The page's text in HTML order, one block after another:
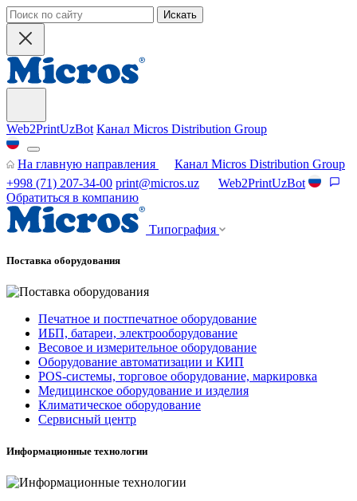
Искать
Web2PrintUzBot Канал Micros Distribution Group
На главную направления
Канал Micros Distribution Group
+998 (71) 207-34-00 print@micros.uz
Web2PrintUzBot
Обратиться в компанию
Типография
Поставка оборудования
Печатное и постпечатное оборудование
ИБП, батареи, электрооборудование
Весовое и измерительное оборудование
Оборудование автоматизации и КИП
POS-системы, торговое оборудование, маркировка
Медицинское оборудование и изделия
Климатическое оборудование
Сервисный центр
Информационные технологии